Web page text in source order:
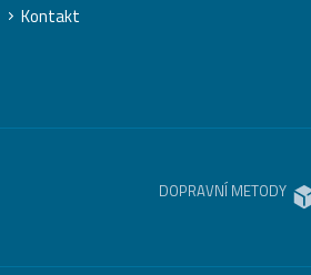
Kontakt
DOPRAVNÍ METODY